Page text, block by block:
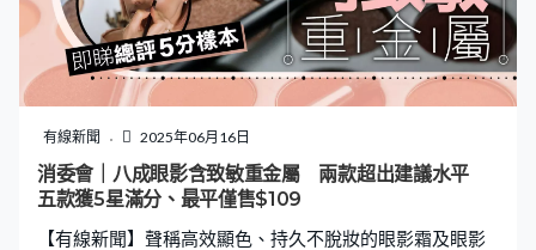
22天發生意外。 「她本來就只有20%的存活機率，但這家
醫院竟然對一個新生兒如此粗心大意、如此愚蠢。」女嬰
母親在網上寫道，事發當日（26日）她與丈夫只是抽空回
家洗個澡，就接獲院方噩耗，「醫院的護士把線路掛在我
女兒身上的監測儀器放進口袋裡，然後忘記了，當護士離
開時，女兒就被線路拖下了床」。 頭撼地腦出血 母：只
是回家洗個澡 女嬰被拖出保溫箱摔落地面，因頭骨骨折出
有線新聞 2025年06月16日
消委會｜八成眼影含致敏重金屬 兩款超出建議水平
五款獲5星滿分、最平僅售$109
【有線新聞】聲稱高效顯色、持久不脫妝的眼影霜及眼影